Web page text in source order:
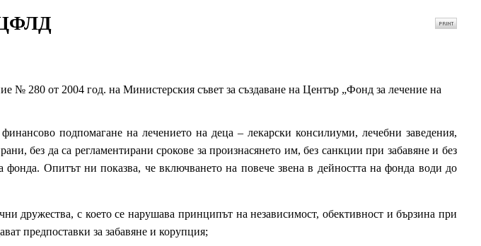
ЦФЛД
№ 280 от 2004 год. на Министерския съвет за създаване на Център „Фонд за лечение на
подпомагане на лечението на деца – лекарски консилиуми, лечебни заведения,
без да са регламентирани срокове за произнасянето им, без санкции при забавяне и без
Опитът ни показва, че включването на повече звена в дейността на фонда води до
дружества, с което се нарушава принципът на независимост, обективност и бързина при
предпоставки за забавяне и корупция;